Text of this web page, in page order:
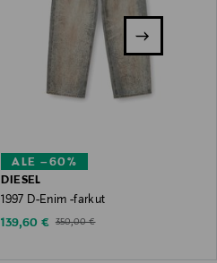
ALE –60%
DIESEL
1997 D-Enim -farkut
Discounted Price
139,60 € Original Price
350,00 €